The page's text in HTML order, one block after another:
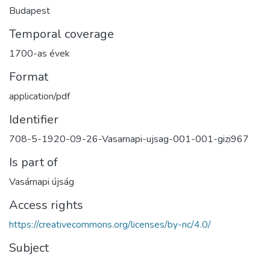
Budapest
Temporal coverage
1700-as évek
Format
application/pdf
Identifier
708-5-1920-09-26-Vasarnapi-ujsag-001-001-gizi967
Is part of
Vasárnapi újság
Access rights
https://creativecommons.org/licenses/by-nc/4.0/
Subject